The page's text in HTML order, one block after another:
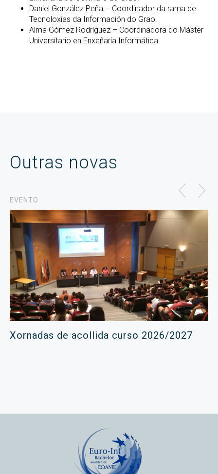
Daniel González Peña – Coordinador da rama de
Tecnoloxías da Información do Grao.
Alma Gómez Rodríguez – Coordinadora do Máster
Universitario en Enxeñaría Informática.
Outras novas
EVENTO
Xornadas de acollida curso 2026/2027